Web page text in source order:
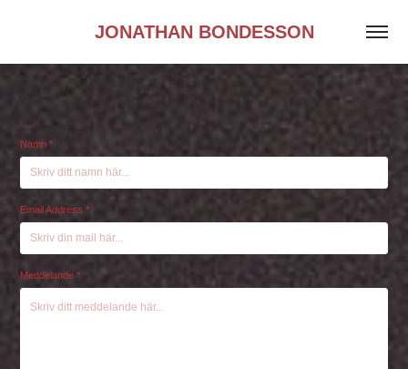
JONATHAN BONDESSON
Namn *
Email Address *
Meddelande *